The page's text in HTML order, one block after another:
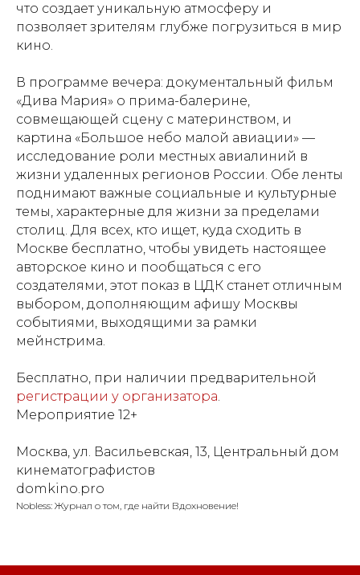
что создает уникальную атмосферу и
позволяет зрителям глубже погрузиться в мир
кино.
В программе вечера: документальный фильм
«Дива Мария» о прима-балерине,
совмещающей сцену с материнством, и
картина «Большое небо малой авиации» —
исследование роли местных авиалиний в
жизни удаленных регионов России. Обе ленты
поднимают важные социальные и культурные
темы, характерные для жизни за пределами
столиц. Для всех, кто ищет, куда сходить в
Москве бесплатно, чтобы увидеть настоящее
авторское кино и пообщаться с его
создателями, этот показ в ЦДК станет отличным
выбором, дополняющим афишу Москвы
событиями, выходящими за рамки
мейнстрима.
Бесплатно, при наличии предварительной
регистрации у организатора.
Мероприятие 12+
Москва, ул. Васильевская, 13, Центральный дом
кинематографистов
domkino.pro
Nobless: Журнал о том, где найти Вдохновение!